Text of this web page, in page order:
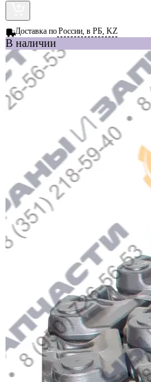
Доставка поРоссии, в РБ, KZ
В наличии